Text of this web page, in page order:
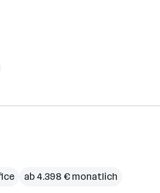
ab 4.398 € monatlich